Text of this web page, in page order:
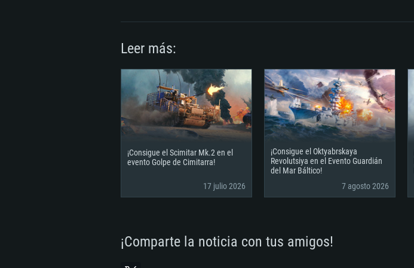
Red: Conexión a Internet de banda ancha
Disco Duro: 22.1 GB (Cliente Mínimo)
Leer más:
¡Consigue el Scimitar Mk.2 en el
evento Golpe de Cimitarra!
17 julio 2026
¡Consigue el Oktyabrskaya
Revolutsiya en el Evento Guardián
del Mar Báltico!
7 agosto 2026
¡Comparte la noticia con tus amigos!